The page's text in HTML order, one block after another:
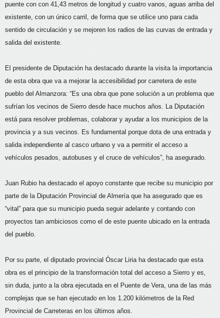
puente con con 41,43 metros de longitud y cuatro vanos, aguas arriba del
existente, con un único carril, de forma que se utilice uno para cada
sentido de circulación y se mejoren los radios de las curvas de entrada y
salida del existente.
El presidente de Diputación ha destacado durante la visita la importancia
de esta obra que va a mejorar la accesibilidad por carretera de este
pueblo del Almanzora: “Es una obra que pone solución a un problema que
sufrían los vecinos de Sierro desde hace muchos años. La Diputación
está para resolver problemas, colaborar y ayudar a los municipios de la
provincia y a sus vecinos. Es fundamental porque dota de una entrada y
salida independiente al casco urbano y va a permitir el acceso a
vehículos pesados, autobuses y el cruce de vehículos”, ha asegurado.
Juan Rubio ha destacado el apoyo constante que recibe su municipio por
parte de la Diputación Provincial de Almería que ha asegurado que es
“vital” para que su municipio pueda seguir adelante y contando con
proyectos tan ambiciosos como el de este puente ubicado en la entrada
del pueblo.
Por su parte, el diputado provincial Óscar Liria ha destacado que esta
obra es el principio de la transformación total del acceso a Sierro y es,
sin duda, junto a la obra ejecutada en el Puente de Vera, una de las más
complejas que se han ejecutado en los 1.200 kilómetros de la Red
Provincial de Carreteras en los últimos años.